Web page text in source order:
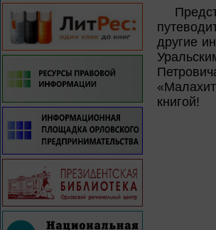
другие
книгой!